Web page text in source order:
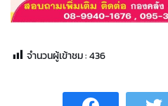
จำนวนผู้เข้าชม :436